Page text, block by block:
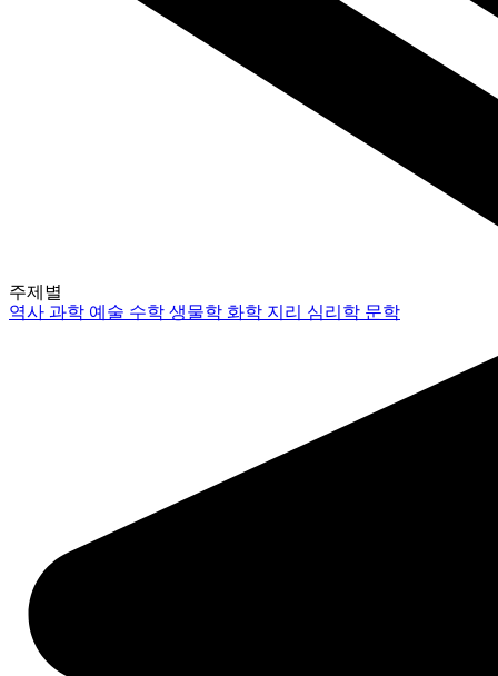
주제별
역사과학 예술 수학생물학 화학 지리 심리학 문학